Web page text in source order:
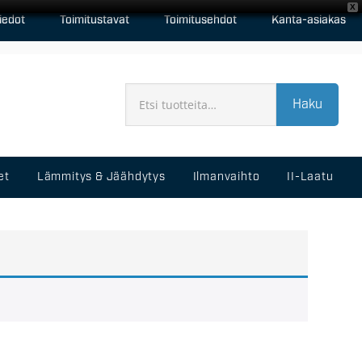
X
Toimitustavat Toimitusehdot Kanta-asiakas
Haku
Lämmitys & Jäähdytys Ilmanvaihto II-Laatu